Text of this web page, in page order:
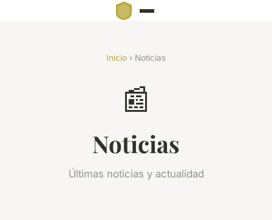
Inicio › Noticias
📰
Noticias
Últimas noticias y actualidad